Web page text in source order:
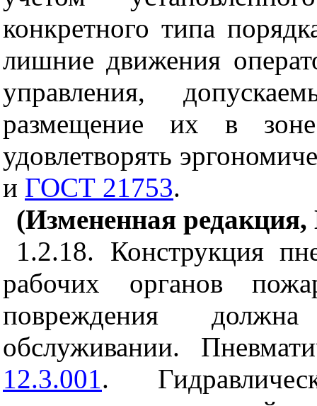
конкретного типа
лишние движения
управления,
размещение их в
удовлетворять
и ГОСТ 21753.
(Измененная
1.2.18. Конструкция
рабочих органов
повреждения
обслуживании.
12.3.001.